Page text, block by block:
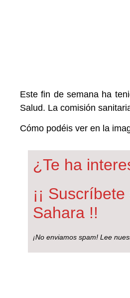
Este fin de semana ha
Salud. La comisión
Cómo podéis ver en la
¿Te ha
¡¡
Sahara !!
¡No enviamos spam! Lee